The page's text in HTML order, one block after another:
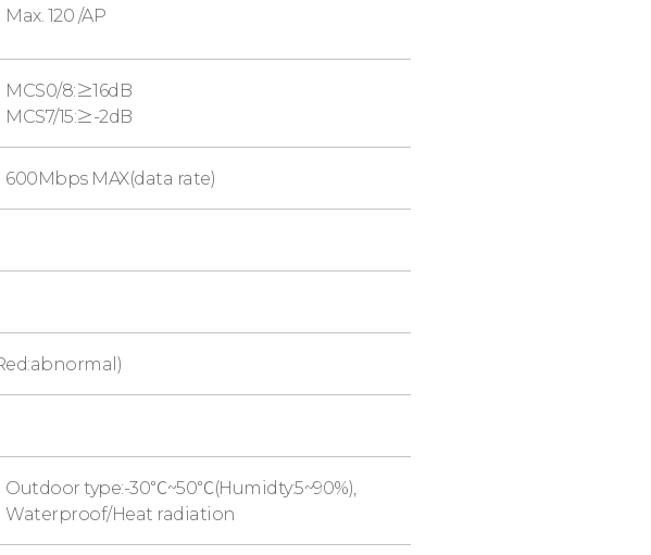
Max. 120 /AP
MCS0/8:≥16dB
MCS7/15:≥-2dB
600Mbps MAX(data rate)
Outdoor type:-30℃~50℃(Humidty:5~90%),
Waterproof/Heat radiation